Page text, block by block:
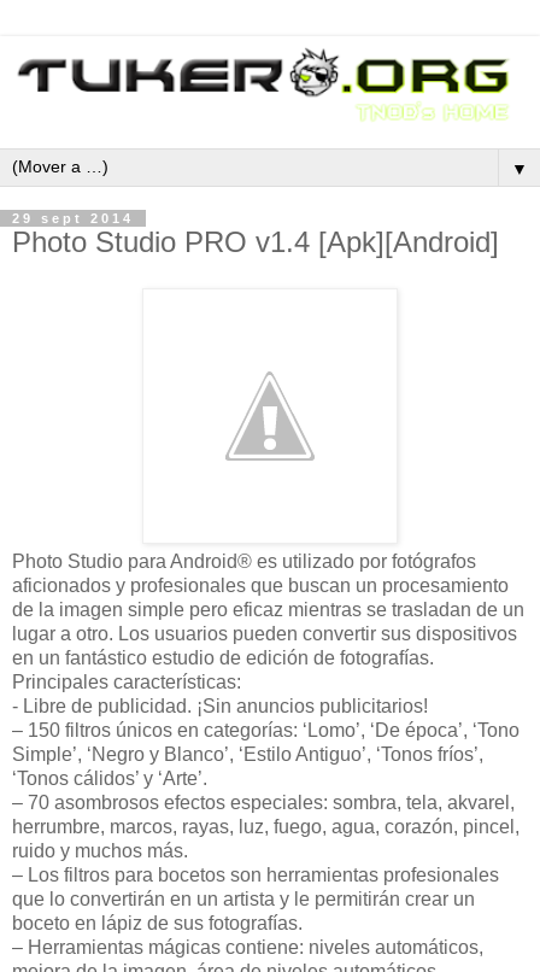
▼
29 sept 2014
Photo Studio PRO v1.4 [Apk][Android]
Photo Studio para Android® es utilizado por fotógrafos
aficionados y profesionales que buscan un procesamiento
de la imagen simple pero eficaz mientras se trasladan de un
lugar a otro. Los usuarios pueden convertir sus dispositivos
en un fantástico estudio de edición de fotografías.
Principales características:
- Libre de publicidad. ¡Sin anuncios publicitarios!
– 150 filtros únicos en categorías: ‘Lomo’, ‘De época’, ‘Tono
Simple’, ‘Negro y Blanco’, ‘Estilo Antiguo’, ‘Tonos fríos’,
‘Tonos cálidos’ y ‘Arte’.
– 70 asombrosos efectos especiales: sombra, tela, akvarel,
herrumbre, marcos, rayas, luz, fuego, agua, corazón, pincel,
ruido y muchos más.
– Los filtros para bocetos son herramientas profesionales
que lo convertirán en un artista y le permitirán crear un
boceto en lápiz de sus fotografías.
– Herramientas mágicas contiene: niveles automáticos,